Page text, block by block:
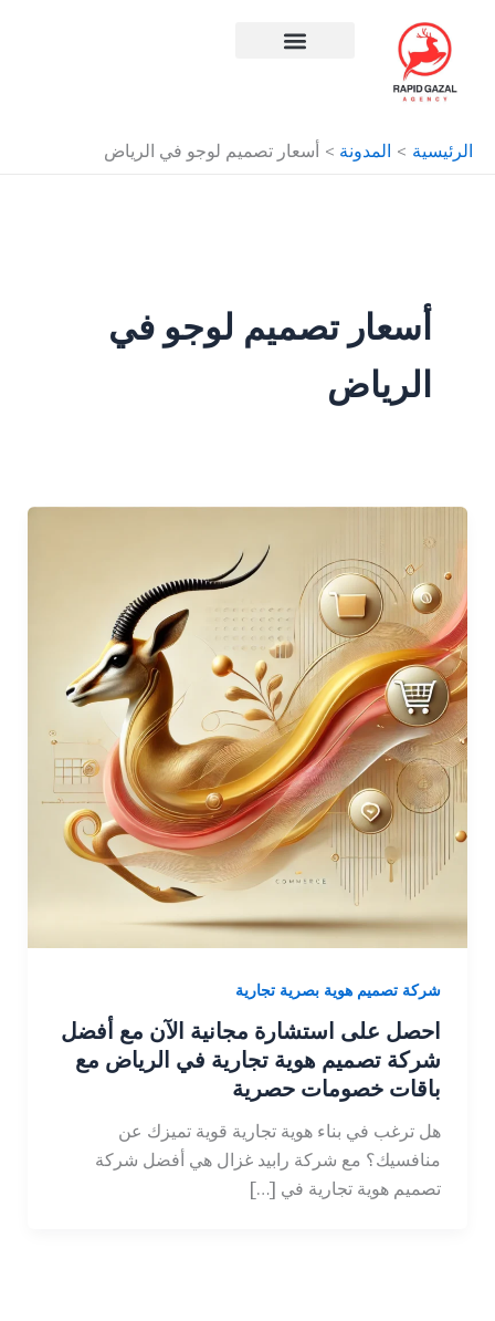
الرئيسية المدونة أسعار تصميم لوجو في الرياض
أسعار تصميم لوجو في
الرياض
شركة تصميم هوية بصرية تجارية
احصل على استشارة مجانية الآن مع أفضل
شركة تصميم هوية تجارية في الرياض مع
باقات خصومات حصرية
هل ترغب في بناء هوية تجارية قوية تميزك عن
منافسيك؟ مع شركة رابيد غزال هي أفضل شركة
تصميم هوية تجارية في […]